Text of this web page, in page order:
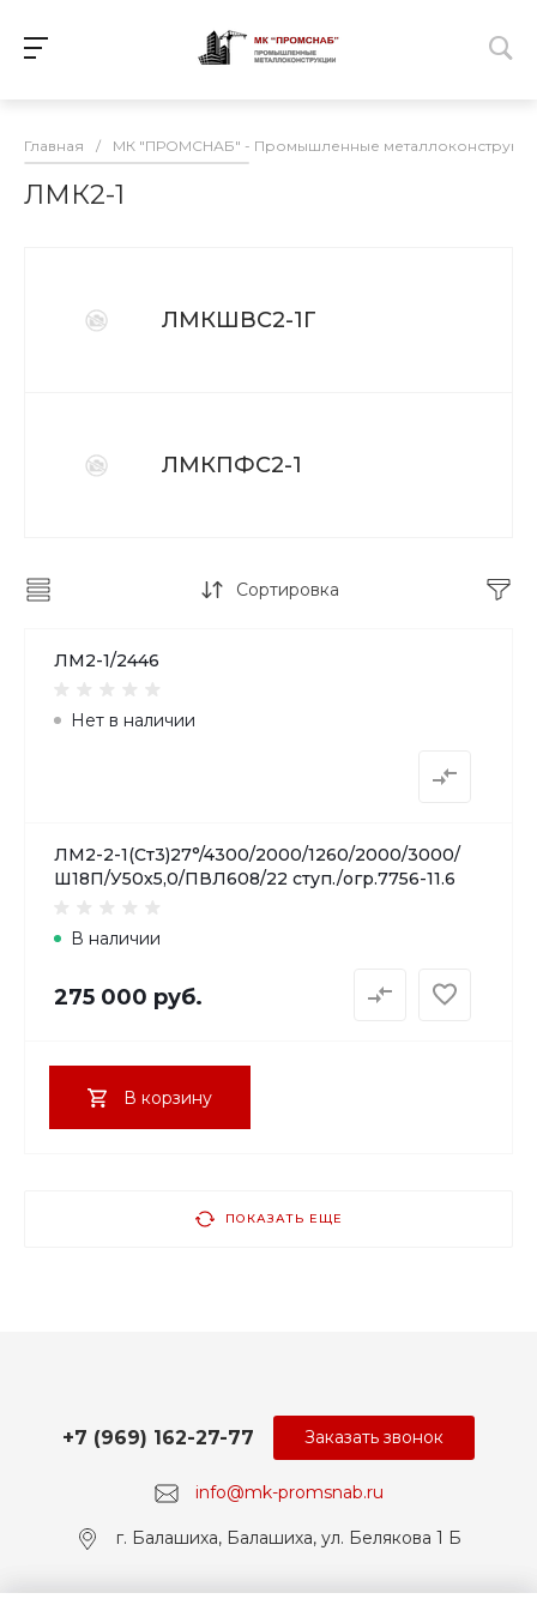
Главная / МК "ПРОМСНАБ" - Промышленные
ЛМК2-1
ЛМКШВС2-1Г
ЛМКПФС2-1
Сортировка
ЛМ2-1/2446
Нет в наличии
ЛМ2-2-1(Ст3)27°/4300/2000/1260/2000/3000/
Ш18П/У50х5,0/ПВЛ608/22 ступ./огр.7756-11.6
В наличии
275 000 руб.
В корзину
ПОКАЗАТЬ ЕЩЕ
info@mk-promsnab.ru
+7 (969) 162-27-77
г. Балашиха, Балашиха, ул. Белякова 1 Б
Заказать звонок